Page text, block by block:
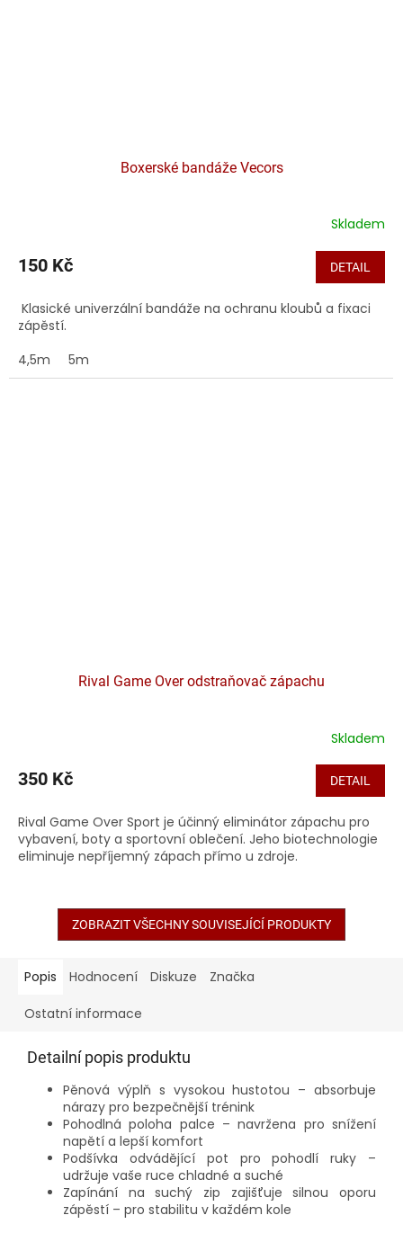
Boxerské bandáže Vecors
Skladem
150 Kč DETAIL
Klasické univerzální bandáže na ochranu kloubů a fixaci
zápěstí.
4,5m
5m
Rival Game Over odstraňovač zápachu
Skladem
350 Kč DETAIL
Rival Game Over Sport je účinný eliminátor zápachu pro
vybavení, boty a sportovní oblečení. Jeho biotechnologie
eliminuje nepříjemný zápach přímo u zdroje.
ZOBRAZIT VŠECHNY SOUVISEJÍCÍ PRODUKTY
Popis Hodnocení Diskuze Značka
Ostatní informace
Detailní popis produktu
Pěnová výplň s vysokou hustotou – absorbuje
nárazy pro bezpečnější trénink
Pohodlná poloha palce – navržena pro snížení
napětí a lepší komfort
Podšívka odvádějící pot pro pohodlí ruky –
udržuje vaše ruce chladné a suché
Zapínání na suchý zip zajišťuje silnou oporu
zápěstí – pro stabilitu v každém kole